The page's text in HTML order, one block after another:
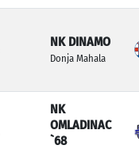
NK DINAMO
Donja Mahala
NK
OMLADINAC
`68